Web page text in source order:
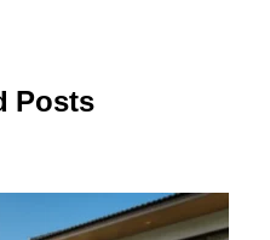
Posts